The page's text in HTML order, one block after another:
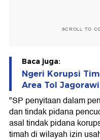
SCROLL TO
Baca juga:
Ngeri Korupsi
Area Tol Jagorawi
"SP penyitaan dalam
dan tindak pidana
asal tindak pidana
timah di wilayah izin